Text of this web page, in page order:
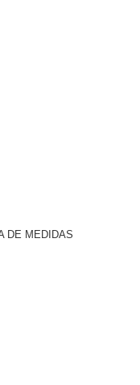
DE MEDIDAS